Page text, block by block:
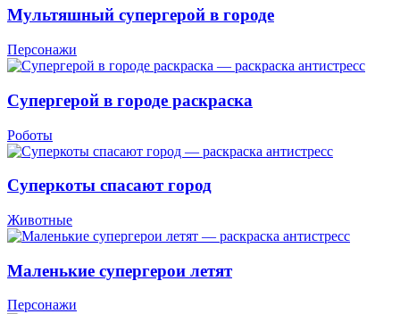
Мультяшный супергерой в городе
Персонажи
Супергерой в городе раскраска
Роботы
Суперкоты спасают город
Животные
Маленькие супергерои летят
Персонажи